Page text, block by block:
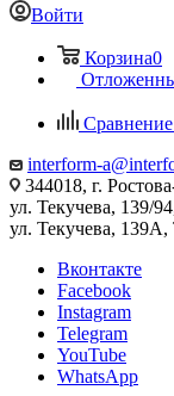
Войти
Корзина0
Сравнение
interform-
344018, г.
ул. Текучева, 139/
ул. Текучева,
Вконтакте
Facebook
Instagram
Telegram
YouTube
WhatsApp